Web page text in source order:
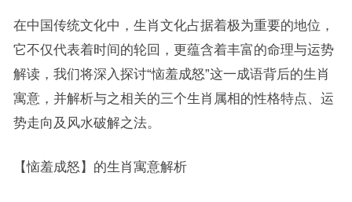
在中国传统文化中，生肖文化占据着极为重要的地位，
它不仅代表着时间的轮回，更蕴含着丰富的命理与运势
解读，我们将深入探讨“恼羞成怒”这一成语背后的生肖
寓意，并解析与之相关的三个生肖属相的性格特点、运
势走向及风水破解之法。
【恼羞成怒】的生肖寓意解析